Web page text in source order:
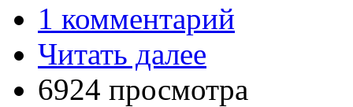
1 комментарий
Читать далее
6924 просмотра